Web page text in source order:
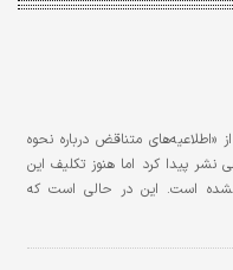
از «اطلاعیه‌های متناقض‌ درباره نحوه
نشر پیدا کرد اما هنوز تکلیف این
است. این در حالی است که